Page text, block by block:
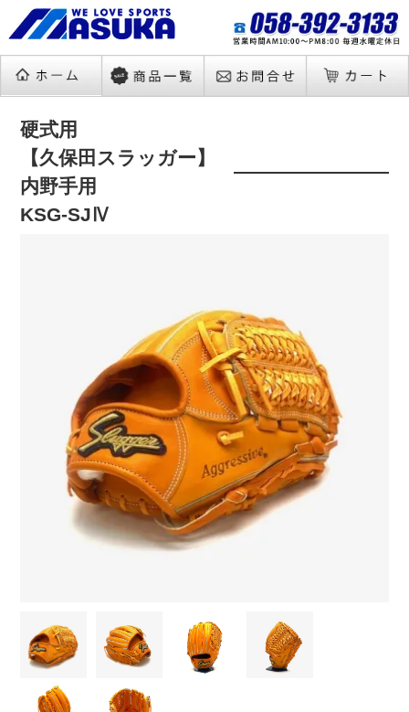
硬式用
【久保田スラッガー】
内野手用
KSG-SJⅣ